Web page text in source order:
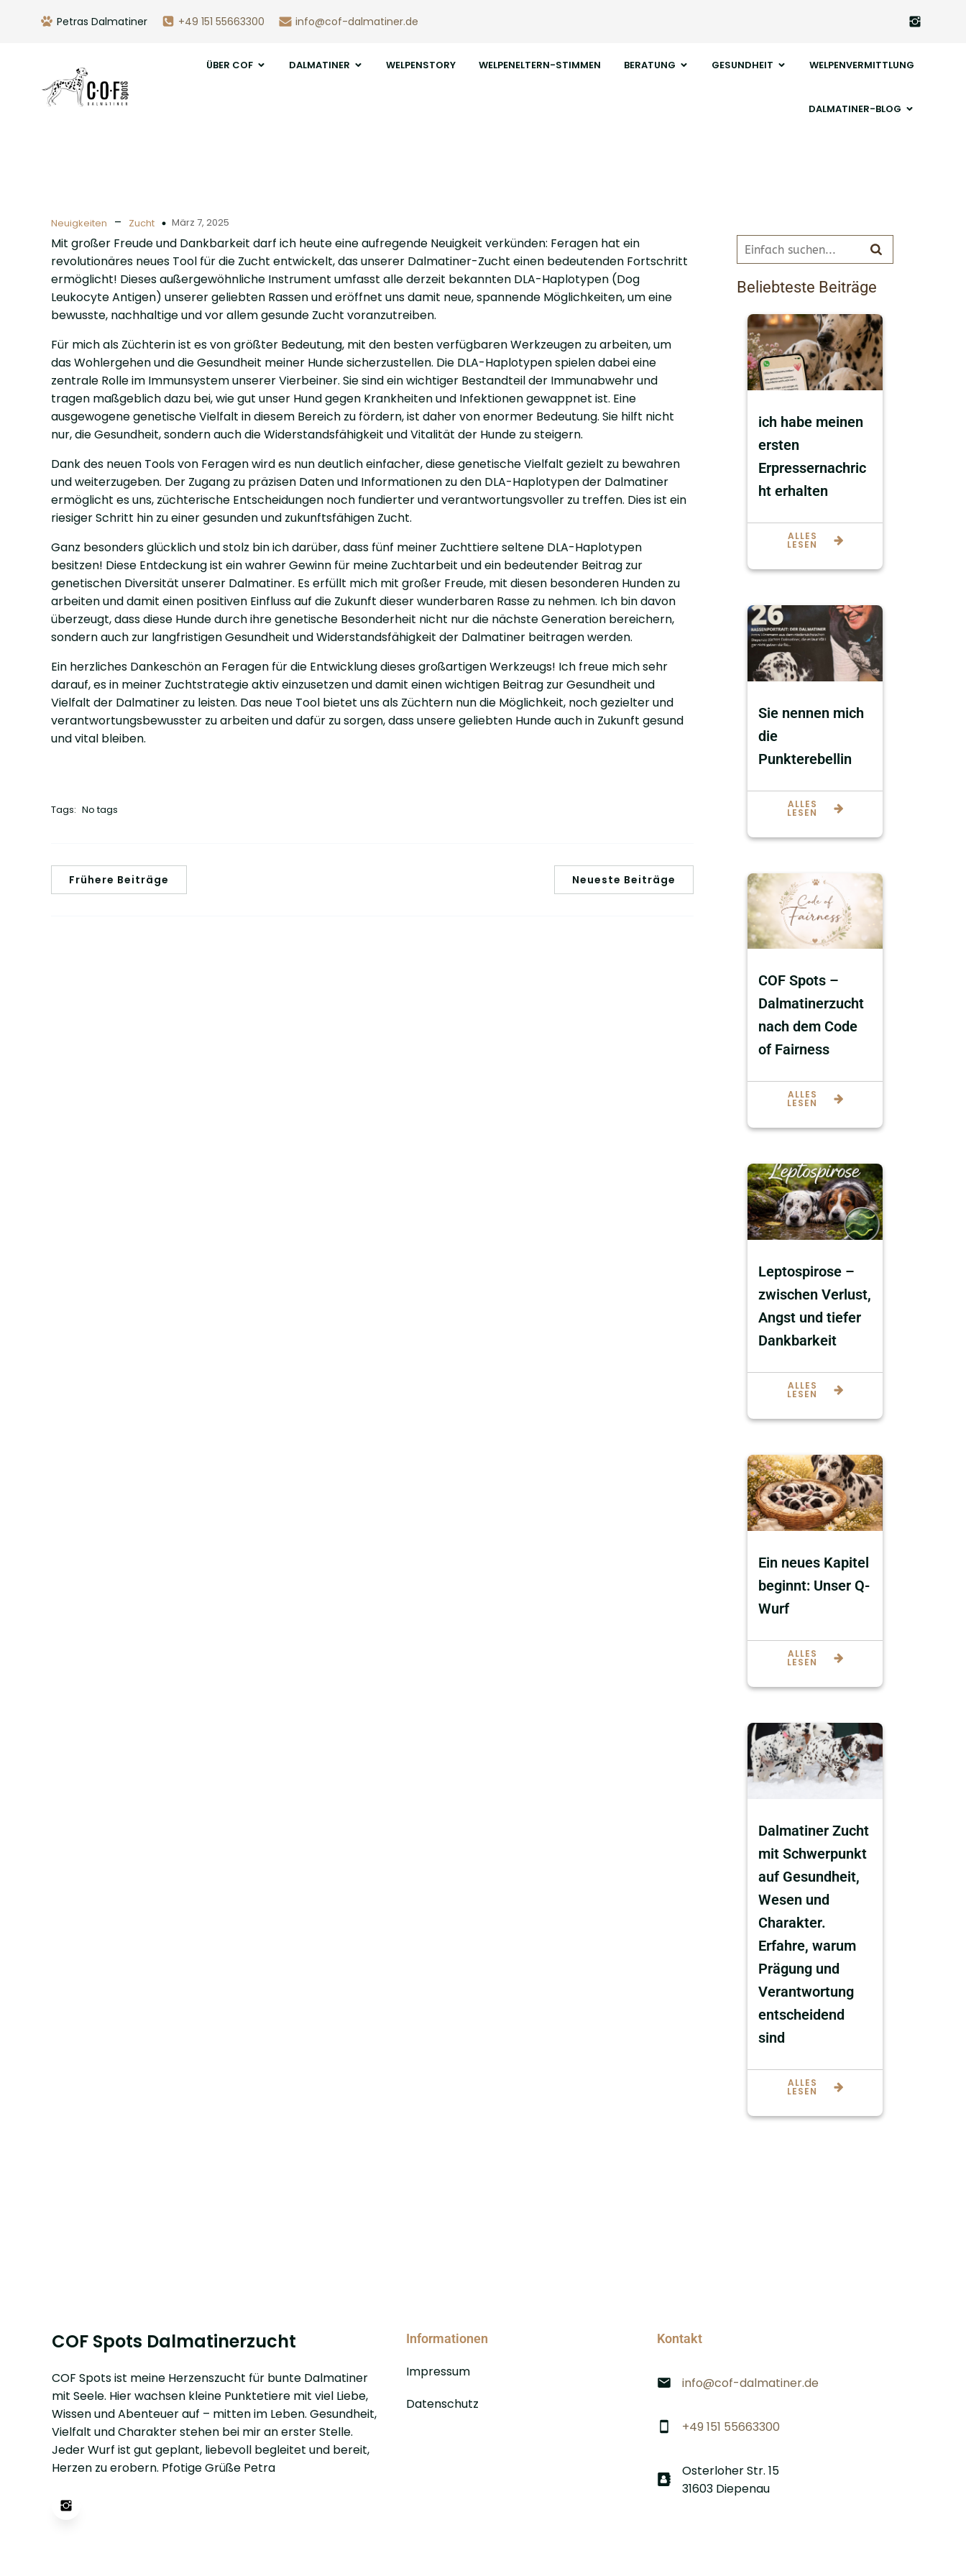
Petras Dalmatiner +49 151 55663300 info@cof-dalmatiner.de
ÜBER COF DALMATINER WELPENSTORY WELPENELTERN-STIMMEN BERATUNG GESUNDHEIT WELPENVERMITTLUNG
DALMATINER-BLOG
Neuigkeiten – Zucht März 7, 2025
Mit großer Freude und Dankbarkeit darf ich heute eine aufregende Neuigkeit verkünden: Feragen hat ein
revolutionäres neues Tool für die Zucht entwickelt, das unserer Dalmatiner-Zucht einen bedeutenden Fortschritt
ermöglicht! Dieses außergewöhnliche Instrument umfasst alle derzeit bekannten DLA-Haplotypen (Dog
Leukocyte Antigen) unserer geliebten Rassen und eröffnet uns damit neue, spannende Möglichkeiten, um eine
bewusste, nachhaltige und vor allem gesunde Zucht voranzutreiben.
Für mich als Züchterin ist es von größter Bedeutung, mit den besten verfügbaren Werkzeugen zu arbeiten, um
das Wohlergehen und die Gesundheit meiner Hunde sicherzustellen. Die DLA-Haplotypen spielen dabei eine
zentrale Rolle im Immunsystem unserer Vierbeiner. Sie sind ein wichtiger Bestandteil der Immunabwehr und
tragen maßgeblich dazu bei, wie gut unser Hund gegen Krankheiten und Infektionen gewappnet ist. Eine
ausgewogene genetische Vielfalt in diesem Bereich zu fördern, ist daher von enormer Bedeutung. Sie hilft nicht
nur, die Gesundheit, sondern auch die Widerstandsfähigkeit und Vitalität der Hunde zu steigern.
Dank des neuen Tools von Feragen wird es nun deutlich einfacher, diese genetische Vielfalt gezielt zu bewahren
und weiterzugeben. Der Zugang zu präzisen Daten und Informationen zu den DLA-Haplotypen der Dalmatiner
ermöglicht es uns, züchterische Entscheidungen noch fundierter und verantwortungsvoller zu treffen. Dies ist ein
riesiger Schritt hin zu einer gesunden und zukunftsfähigen Zucht.
Ganz besonders glücklich und stolz bin ich darüber, dass fünf meiner Zuchttiere seltene DLA-Haplotypen
besitzen! Diese Entdeckung ist ein wahrer Gewinn für meine Zuchtarbeit und ein bedeutender Beitrag zur
genetischen Diversität unserer Dalmatiner. Es erfüllt mich mit großer Freude, mit diesen besonderen Hunden zu
arbeiten und damit einen positiven Einfluss auf die Zukunft dieser wunderbaren Rasse zu nehmen. Ich bin davon
überzeugt, dass diese Hunde durch ihre genetische Besonderheit nicht nur die nächste Generation bereichern,
sondern auch zur langfristigen Gesundheit und Widerstandsfähigkeit der Dalmatiner beitragen werden.
Ein herzliches Dankeschön an Feragen für die Entwicklung dieses großartigen Werkzeugs! Ich freue mich sehr
darauf, es in meiner Zuchtstrategie aktiv einzusetzen und damit einen wichtigen Beitrag zur Gesundheit und
Vielfalt der Dalmatiner zu leisten. Das neue Tool bietet uns als Züchtern nun die Möglichkeit, noch gezielter und
verantwortungsbewusster zu arbeiten und dafür zu sorgen, dass unsere geliebten Hunde auch in Zukunft gesund
und vital bleiben.
Tags: No tags
Frühere Beiträge Neueste Beiträge
Beliebteste Beiträge
ich habe meinen
ersten
Erpressernachric
ht erhalten
ALLES
LESEN
Sie nennen mich
die
Punkterebellin
ALLES
LESEN
COF Spots –
Dalmatinerzucht
nach dem Code
of Fairness
ALLES
LESEN
Leptospirose –
zwischen Verlust,
Angst und tiefer
Dankbarkeit
ALLES
LESEN
Ein neues Kapitel
beginnt: Unser Q-
Wurf
ALLES
LESEN
Dalmatiner Zucht
mit Schwerpunkt
auf Gesundheit,
Wesen und
Charakter.
Erfahre, warum
Prägung und
Verantwortung
entscheidend
sind
ALLES
LESEN
COF Spots Dalmatinerzucht
COF Spots ist meine Herzenszucht für bunte Dalmatiner
mit Seele. Hier wachsen kleine Punktetiere mit viel Liebe,
Wissen und Abenteuer auf – mitten im Leben. Gesundheit,
Vielfalt und Charakter stehen bei mir an erster Stelle.
Jeder Wurf ist gut geplant, liebevoll begleitet und bereit,
Herzen zu erobern. Pfotige Grüße Petra
Informationen
Impressum
Datenschutz
Kontakt
info@cof-dalmatiner.de
+49 151 55663300
Osterloher Str. 15
31603 Diepenau